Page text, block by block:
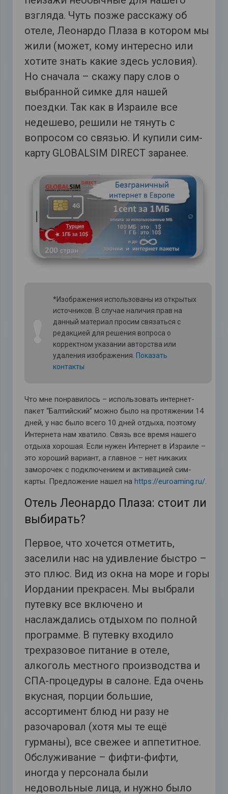
взгляда. Чуть позже расскажу об
отеле, Леонардо Плаза в котором мы
жили (может, кому интересно или
хотите знать какие здесь условия).
Но сначала – скажу пару слов о
выбранной симке для нашей
поездки. Так как в Израиле все
недешево, решили не тянуть с
вопросом со связью. И купили сим-
карту GLOBALSIM DIRECT заранее.
*Изображения использованы из открытых
источников. В случае наличия прав на
данный материал просим связаться с
редакцией для решения вопроса о
корректном указании авторства или
удаления изображения. Показать
контакты
Что мне понравилось – использовать интернет-
пакет “Балтийский” можно было на протяжении 14
дней, у нас было всего 10 дней отдыха, поэтому
Интернета нам хватило. Связь все время нашего
отдыха хорошая. Если нужен Интернет в Израиле –
это хороший вариант, а главное – нет никаких
заморочек с подключением и активацией сим-
карты. Предложение нашел на https://euroaming.ru/.
Отель Леонардо Плаза: стоит ли
выбирать?
Первое, что хочется отметить,
заселили нас на удивление быстро –
это плюс. Вид из окна на море и горы
Иордании прекрасен. Мы выбрали
путевку все включено и
наслаждались отдыхом по полной
программе. В путевку входило
трехразовое питание в отеле,
алкоголь местного производства и
СПА-процедуры в салоне. Еда очень
вкусная, порции большие,
ассортимент блюд ни разу не
разочаровал (хотя мы те ещё
гурманы), все свежее и аппетитное.
Обслуживание – фифти-фифти,
иногда у персонала были
недовольные лица, и нужно было